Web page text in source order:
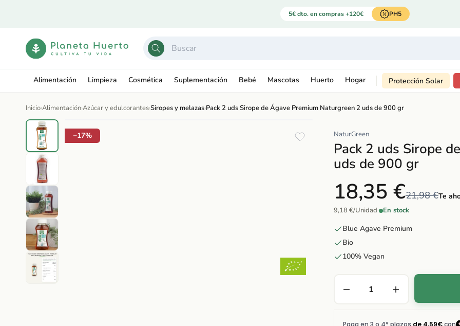
5€ dto. en compras +120€ PH5
Alimentación Limpieza Cosmética Suplementación Bebé Mascotas Huerto Hogar Protección Solar
Inicio›Alimentación›Azúcar y edulcorantes›Siropes y melazas›Pack 2 uds Sirope de Ágave Premium Naturgreen 2 uds de 900 gr
Ir
a la
información
elemento
−17% NaturGreen
Pack 2 uds Sirope
uds de 900 gr
18,35 €21,98 €Te
9,18 €/Unidad· En stock
Blue Agave Premium
Bio
100% Vegan